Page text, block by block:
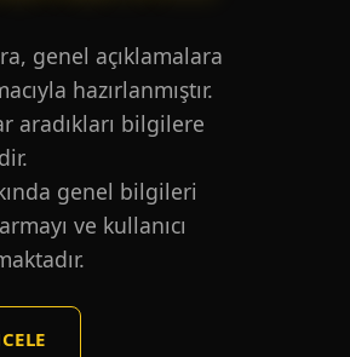
genel açıklamalara
hazırlanmıştır.
aradıkları bilgilere
genel bilgileri
ve kullanıcı